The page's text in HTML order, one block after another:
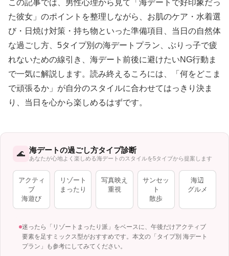
この記事では、男性心理から見て「海デートで好印象だっ
た彼女」のポイントを整理しながら、お肌のケア・水着選
び・日焼け対策・持ち物といった準備項目、当日の自然体
な過ごし方、5タイプ別の海デートプラン、ぶりっ子で疲
れないための線引き、海デート前後に避けたいNG行動ま
で一気に解説します。読み終えるころには、「何をどこま
で頑張るか」が自分のスタイルに合わせてはっきり決ま
り、当日を心から楽しめるはずです。
🌊 海デートの過ごし方タイプ診断
あなたが心地よく楽しめる海デートのスタイルを5タイプから提案します
アクティ
ブ
海遊び
リゾート
まったり
写真映え
重視
サンセッ
ト
散歩
海辺
グルメ
迷ったら「リゾートまったり派」をベースに、午後だけアクティブ
要素を足すミックス型がおすすめです。本文の「タイプ別 海デート
プラン」も参考にしてみてください。